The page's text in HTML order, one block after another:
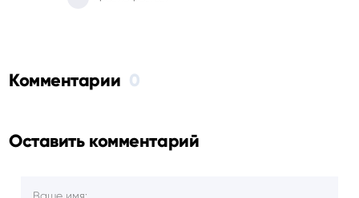
Комментарии 0
Оставить комментарий